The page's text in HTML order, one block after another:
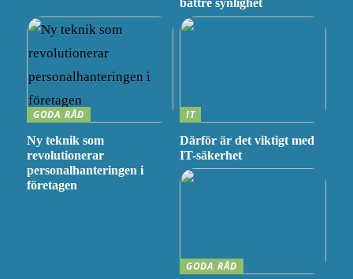
bättre synlighet
GODA RÅD
Ny teknik som
revolutionerar
personalhanteringen i
företagen
IT
Därför är det viktigt med
IT-säkerhet
GODA RÅD